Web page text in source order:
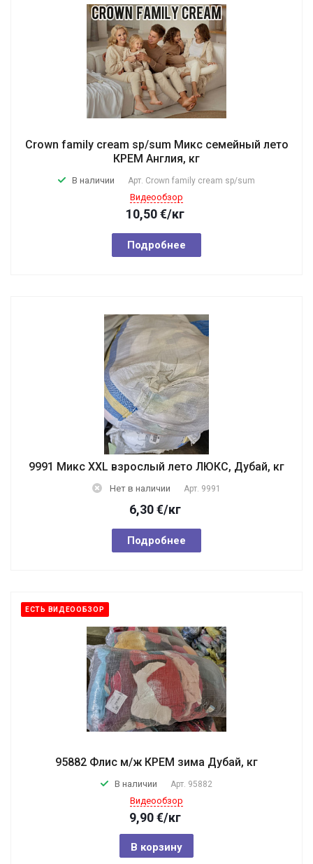
Crown family cream sp/sum Микс семейный лето
КРЕМ Англия, кг
В наличии Арт. Crown family cream sp/sum
Видеообзор
10,50€/кг
Подробнее
9991 Микс XXL взрослый лето ЛЮКС, Дубай, кг
Нет в наличии Арт. 9991
6,30€/кг
Подробнее
ЕСТЬ ВИДЕООБЗОР
95882 Флис м/ж КРЕМ зима Дубай, кг
В наличии Арт. 95882
Видеообзор
9,90€/кг
В корзину